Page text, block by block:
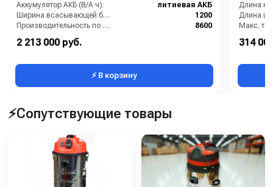
Аккумулятор АКБ (В/А·ч):
литиевая АКБ
Ширина всасывающей балки (мм):
1200
Производительность по площади (м2/ч):
8600
Диаметр щетки Ø (мм):
Бак для чистой воды (л):
2 213 000 руб.
⚡ В корзину
Длина
Длина
314
⚡Сопутствующие товары